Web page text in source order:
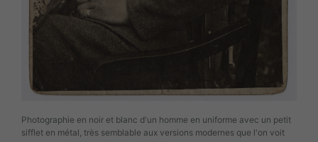
Photographie en noir et blanc d'un homme en uniforme avec un petit
sifflet en métal, très semblable aux versions modernes que l'on voit